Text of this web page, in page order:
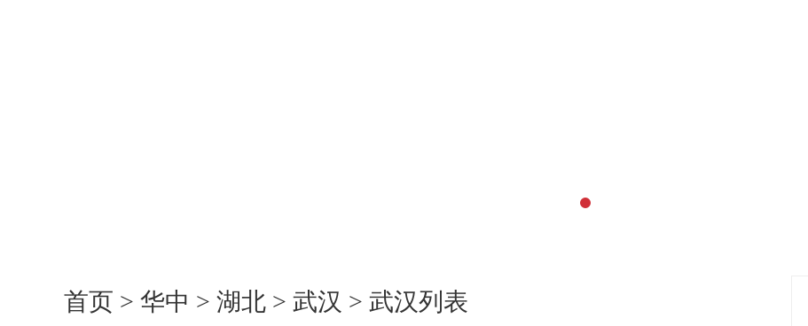
首页 > 华中 > 湖北 > 武汉 > 武汉列表